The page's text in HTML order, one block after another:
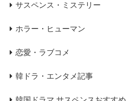
サスペンス・ミステリー
ホラー・ヒューマン
恋愛・ラブコメ
韓ドラ・エンタメ記事